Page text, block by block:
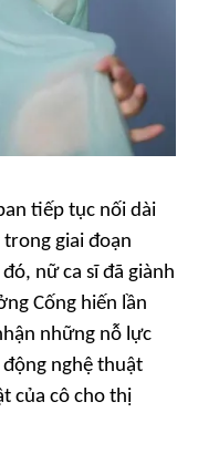
tiếp tục nối dài
giai đoạn
nữ ca sĩ đã giành
Cống hiến lần
những nỗ lực
nghệ thuật
của cô cho thị